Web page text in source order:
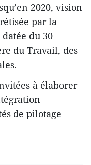
2020, vision
par la
du 30
du Travail, des
à élaborer
de pilotage